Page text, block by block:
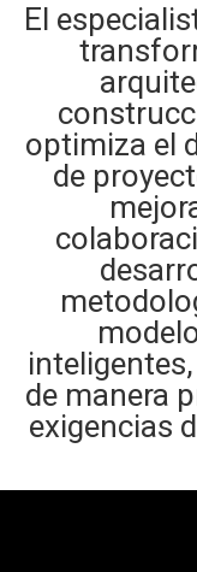
El
optimiza el
de
de manera
exigencias